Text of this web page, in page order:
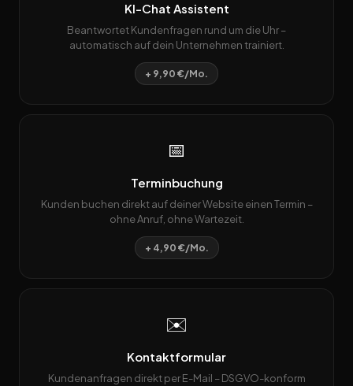
KI-Chat Assistent
Beantwortet Kundenfragen rund um die Uhr –
automatisch auf dein Unternehmen trainiert.
+ 9,90 €/Mo.
📅
Terminbuchung
Kunden buchen direkt auf deiner Website einen Termin –
ohne Anruf, ohne Wartezeit.
+ 4,90 €/Mo.
✉️
Kontaktformular
Kundenanfragen direkt per E-Mail – DSGVO-konform